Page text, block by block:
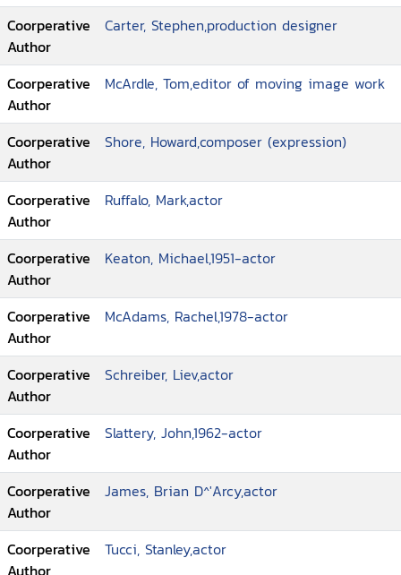
Coorperative
Author
Carter, Stephen,production designer
Coorperative
Author
McArdle, Tom,editor of moving image work
Coorperative
Author
Shore, Howard,composer (expression)
Coorperative
Author
Ruffalo, Mark,actor
Coorperative
Author
Keaton, Michael,1951-actor
Coorperative
Author
McAdams, Rachel,1978-actor
Coorperative
Author
Schreiber, Liev,actor
Coorperative
Author
Slattery, John,1962-actor
Coorperative
Author
James, Brian D^'Arcy,actor
Coorperative
Author
Tucci, Stanley,actor